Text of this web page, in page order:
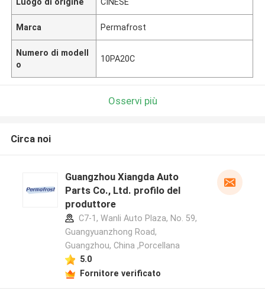
Marca Permafrost
Numero di modell
o
10PA20C
Osservi più
Circa noi
Guangzhou Xiangda Auto
Parts Co., Ltd. profilo del
produttore
C7-1, Wanli Auto Plaza, No. 59,
Guangyuanzhong Road,
Guangzhou, China ,Porcellana
5.0
Fornitore verificato